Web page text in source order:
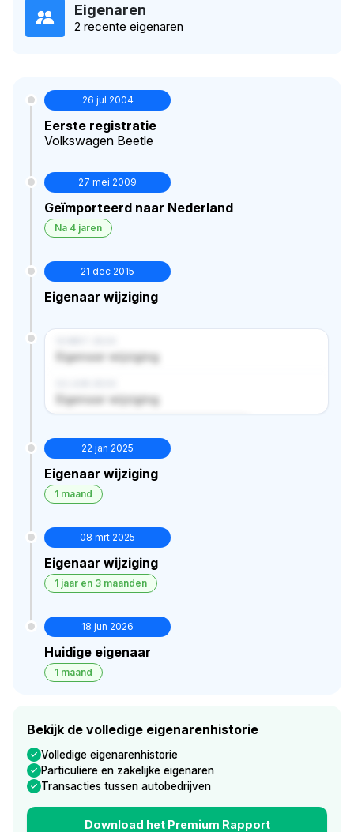
Eigenaren
2 recente eigenaren
26 jul 2004
Eerste registratie
Volkswagen Beetle
27 mei 2009
Geïmporteerd naar Nederland
Na 4 jaren
21 dec 2015
Eigenaar wijziging
Eigenaar wijziging
Eigenaar wijziging
22 jan 2025
Eigenaar wijziging
1 maand
08 mrt 2025
Eigenaar wijziging
1 jaar en 3 maanden
18 jun 2026
Huidige eigenaar
1 maand
Bekijk de volledige eigenarenhistorie
Volledige eigenarenhistorie
Particuliere en zakelijke eigenaren
Transacties tussen autobedrijven
Download het Premium Rapport